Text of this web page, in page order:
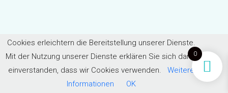
0
Cookies erleichtern die Bereitstellung unserer Dienste.
Mit der Nutzung unserer Dienste erklären Sie sich damit
einverstanden, dass wir Cookies verwenden.
Weitere
Informationen
OK